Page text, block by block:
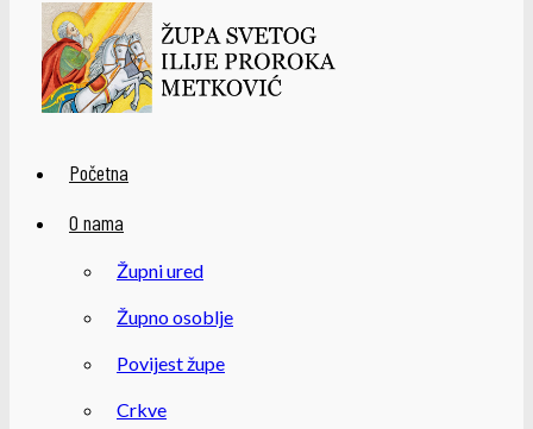
Početna
O nama
Župni ured
Župno osoblje
Povijest župe
Crkve